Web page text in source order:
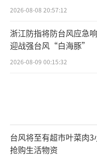
2026-08-08 20:57:12
浙江防指将防台风应急
迎战强台风“白海豚”
2026-08-09 00:15:32
台风将至有超市叶菜肉3
抢购生活物资